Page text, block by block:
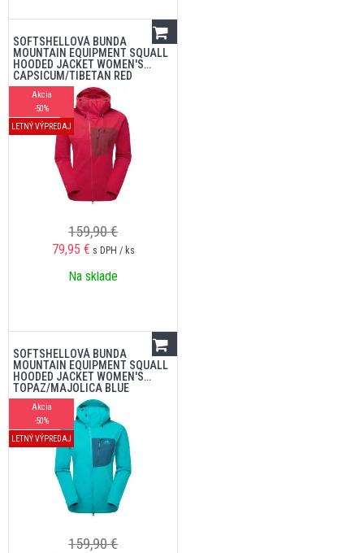
SOFTSHELLOVÁ BUNDA
MOUNTAIN EQUIPMENT SQUALL
HOODED JACKET WOMEN'S
CAPSICUM/TIBETAN RED
Akcia
-50%
LETNÝ VÝPREDAJ
159,90 €
79,95 € s DPH / ks
Na sklade
SOFTSHELLOVÁ BUNDA
MOUNTAIN EQUIPMENT SQUALL
HOODED JACKET WOMEN'S
TOPAZ/MAJOLICA BLUE
Akcia
-50%
LETNÝ VÝPREDAJ
159,90 €